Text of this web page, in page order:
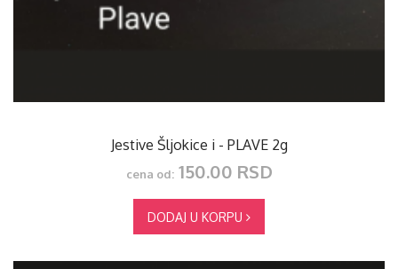
Jestive Šljokice i - PLAVE 2g
cena od:150.00 RSD
DODAJ U KORPU